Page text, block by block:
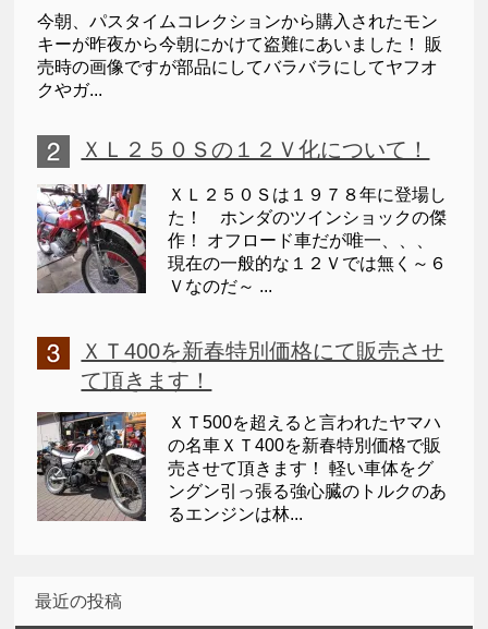
今朝、パスタイムコレクションから購入されたモン
キーが昨夜から今朝にかけて盗難にあいました！ 販
売時の画像ですが部品にしてバラバラにしてヤフオ
クやガ...
ＸＬ２５０Ｓの１２Ｖ化について！
ＸＬ２５０Ｓは１９７８年に登場し
た！ ホンダのツインショックの傑
作！ オフロード車だが唯一、、、
現在の一般的な１２Ｖでは無く～６
Ｖなのだ～ ...
ＸＴ400を新春特別価格にて販売させ
て頂きます！
ＸＴ500を超えると言われたヤマハ
の名車ＸＴ400を新春特別価格で販
売させて頂きます！ 軽い車体をグ
ングン引っ張る強心臓のトルクのあ
るエンジンは林...
最近の投稿